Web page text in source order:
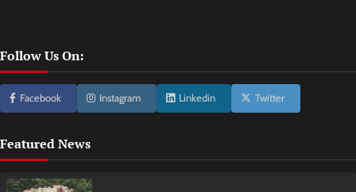
Follow Us On:
Facebook Instagram Linkedin Twitter
Featured News